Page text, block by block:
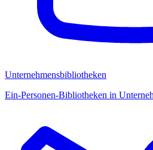
Unternehmensbibliotheken
Ein-Personen-Bibliotheken in